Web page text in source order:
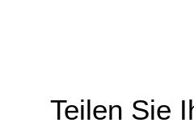
Teilen Sie